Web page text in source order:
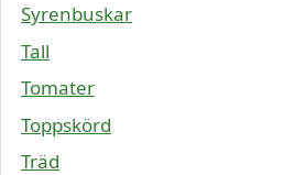
Syrenbuskar
Tall
Tomater
Toppskörd
Träd